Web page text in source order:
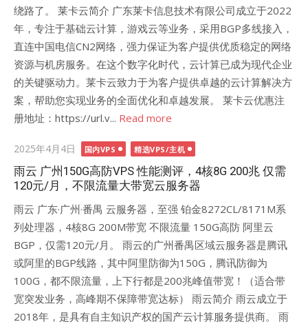
绕路了。 莱卡云简介 广东莱卡信息技术有限公司成立于2022
年，专注于基础云计算，游戏云等业务，采用BGP多线接入，
直连中国电信CN2网络，强力保证为客户提供优质稳定的网络
资源与机房服务。在这个数字化时代，云计算已成为现代企业
的关键驱动力。莱卡云致力于为客户提供卓越的云计算解决方
案，帮助您实现业务的全面优化和卓越发展。 莱卡云优惠注
册地址：https://url.v... Read more
Posted
on
2025年4月4日 国内VPS 精选VPS/主机
雨云 广州150G高防VPS 性能测评，4核8G 200兆 仅需
120元/月，不限流量大带宽云服务器
雨云 广东·广州·番禺 云服务器，至强 铂金8272CL/8171M系
列处理器，4核8G 200M带宽 不限流量 150G高防 阿里云
BGP，仅需120元/月。 雨云的广州番禺区域云服务器是腾讯
或阿里的BGP线路，其中阿里防御为150G，腾讯防御为
100G，都不限流量，上下行都是200兆峰值带宽！（适合带
宽突发业务，高峰期不保障带宽达标） 雨云简介 雨云成立于
2018年，是具有自主知识产权的国产云计算服务提供商。 雨